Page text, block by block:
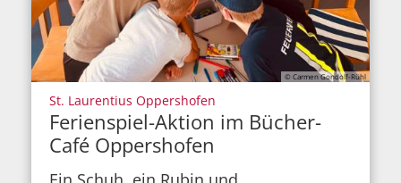
© Carmen Gondolf-Rühl
St. Laurentius Oppershofen
Ferienspiel-Aktion im Bücher-
Café Oppershofen